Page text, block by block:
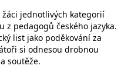
jednotlivých kategorií
z pedagogů českého jazyka.
list jako poděkování za
si odnesou drobnou
soutěže.